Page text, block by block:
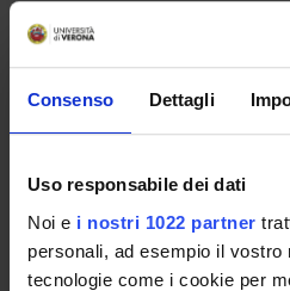
Consenso Dettagli
Uso responsabile dei dati
Noi e i nostri 1022 partner
personali, ad esempio il vostro
tecnologie come i cookie per
General pathology
Credits
2
2 SEMESTRE PROFESSIONI
Academic staff
Patrizia Scapini